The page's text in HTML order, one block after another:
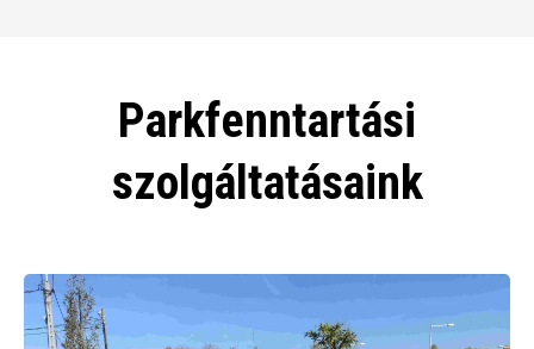
Parkfenntartási
szolgáltatásaink